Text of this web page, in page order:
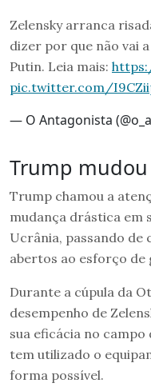
Zelensky arranca
dizer por que não vai
Putin. Leia mais:
pic.twitter.com/
— O Antagonista
Trump
Trump chamou a
mudança drástica em
Ucrânia, passando de
abertos ao esforço de
Durante a cúpula da
desempenho de
sua eficácia no
tem utilizado o
forma possível.